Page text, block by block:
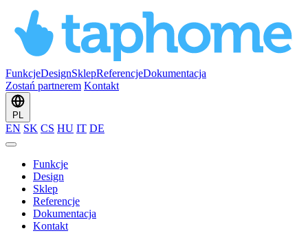
FunkcjeDesignSklepReferencjeDokumentacja
Zostań partnerem Kontakt
PL
EN SK CS HU IT DE
Funkcje
Design
Sklep
Referencje
Dokumentacja
Kontakt